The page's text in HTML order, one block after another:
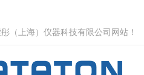
（上海）仪器科技有限公司网站！